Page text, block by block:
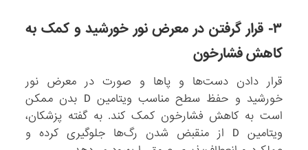
۳- قرار گرفتن در معرض نور خورشید و کمک به
کاهش فشارخون
قرار دادن دست‌ها و پاها و صورت در معرض نور
خورشید و حفظ سطح مناسب ویتامین D بدن ممکن
است به کاهش فشارخون کمک کند. به گفته پزشکان،
ویتامین D از منقبض شدن رگ‌ها جلوگیری کرده و